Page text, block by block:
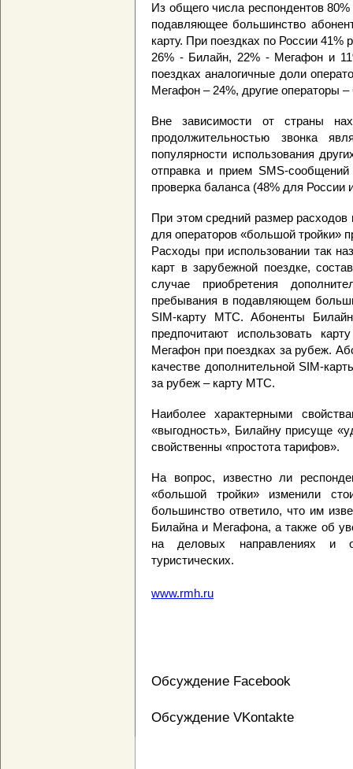
Из общего числа респондентов
подавляющее большинство
карту. При поездках по России
26% - Билайн, 22% - Мегафон и
поездках аналогичные доли
Мегафон – 24%, другие операторы –
Вне зависимости от страны
продолжительностью звонка
популярности использования
отправка и прием SMS-
проверка баланса (48% для России
При этом средний размер
для операторов «большой тройки»
Расходы при использовании так
карт в зарубежной поездке,
случае приобретения
пребывания в подавляющем
SIM-карту МТС. Абоненты
предпочитают использовать
Мегафон при поездках за рубеж.
качестве дополнительной SIM-
за рубеж – карту МТС.
Наиболее характерными
«выгодность», Билайну присуще
свойственны «простота тарифов».
На вопрос, известно ли
«большой тройки» изменили
большинство ответило, что им
Билайна и Мегафона, а также об
на деловых направлениях и
туристических.
www.rmh.ru
Обсуждение Facebook
Обсуждение VKontakte